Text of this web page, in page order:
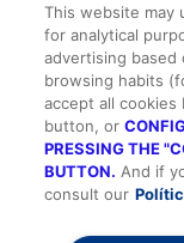
importados de
destacadas desde
habituales y
Todos los derechos
This website may
for analytical
advertising
browsing habits
accept all
button, or
PRESSING THE
BUTTON. And if
consult our